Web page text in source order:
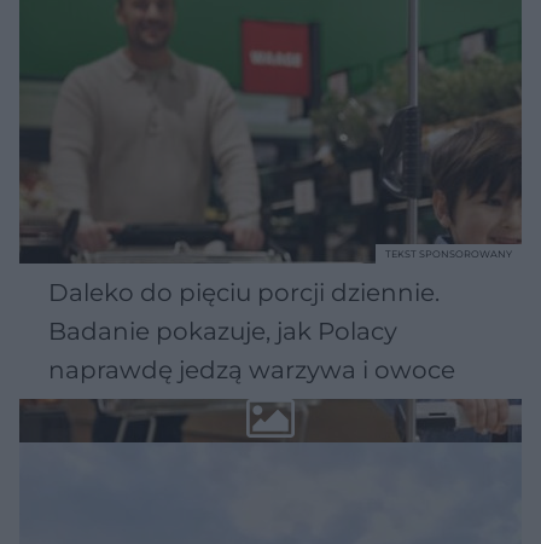
Daleko do pięciu porcji dziennie.
Badanie pokazuje, jak Polacy
naprawdę jedzą warzywa i owoce
TEKST SPONSOROWANY